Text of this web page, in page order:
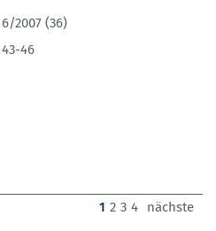
6/2007 (36)
43-46
1 (current)
2 3 4 nächste